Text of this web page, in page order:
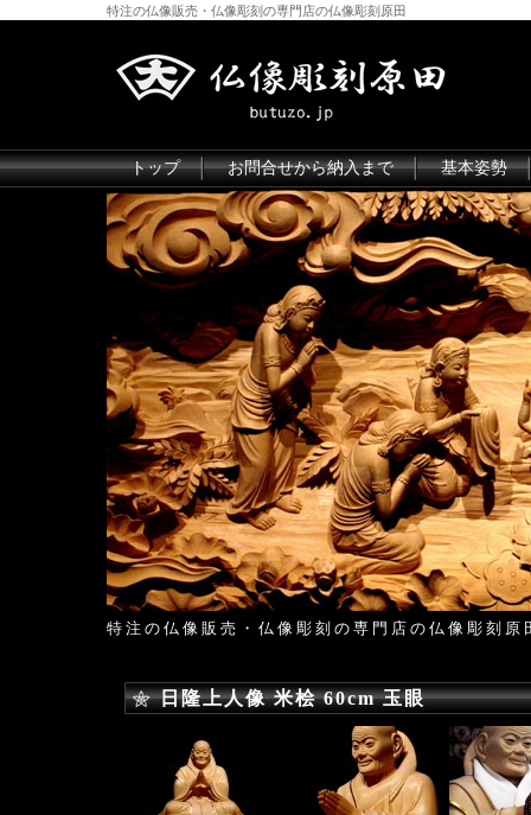
特注の仏像販売・仏像彫刻の専門店の仏像彫刻原田
トップ お問合せから納入まで 基本姿勢
特注の仏像販売・仏像彫刻の専門店の仏像彫刻原
日隆上人像 米桧 60cm 玉眼